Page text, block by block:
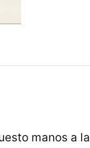
manos a la